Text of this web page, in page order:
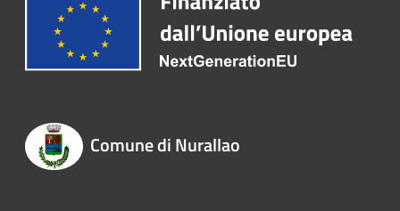
Comune di Nurallao